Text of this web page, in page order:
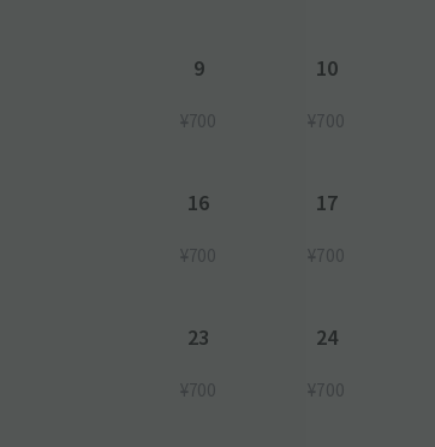
9
¥700
10
¥700
16
¥700
17
¥700
23
¥700
24
¥700